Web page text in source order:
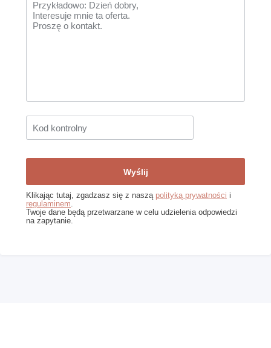
Klikając tutaj, zgadzasz się z naszą polityką prywatności i
regulaminem.
Twoje dane będą przetwarzane w celu udzielenia odpowiedzi
na zapytanie.